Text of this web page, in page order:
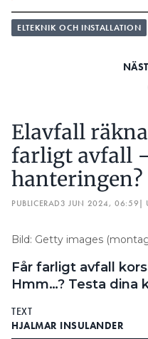
ELTEKNIK OCH INSTALLATION
Elavfall
farligt avfall
hanteringen?
PUBLICERAD3 JUN 2024, 06:59|
Bild: Getty images
Får farligt avfall
Hmm…? Testa dina
TEXT
HJALMAR INSULANDER